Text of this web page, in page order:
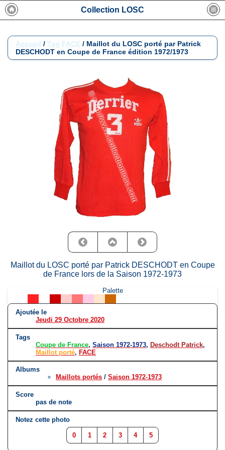
Collection LOSC
Accueil / Tag FACE / Maillot du LOSC porté par Patrick
DESCHODT en Coupe de France édition 1972/1973
Maillot du LOSC porté par Patrick DESCHODT en Coupe
de France lors de la Saison 1972-1973
Palette
Ajoutée le
Jeudi 29 Octobre 2020
Tags
Coupe de France, Saison 1972-1973, Deschodt Patrick,
Maillot porté, FACE
Albums
Maillots portés / Saison 1972-1973
Score
pas de note
Notez cette photo
0 1 2 3 4 5